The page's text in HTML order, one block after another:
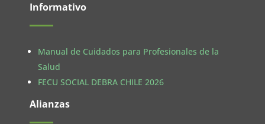
Informativo
Manual de Cuidados para Profesionales de la
Salud
FECU SOCIAL DEBRA CHILE 2026
Alianzas